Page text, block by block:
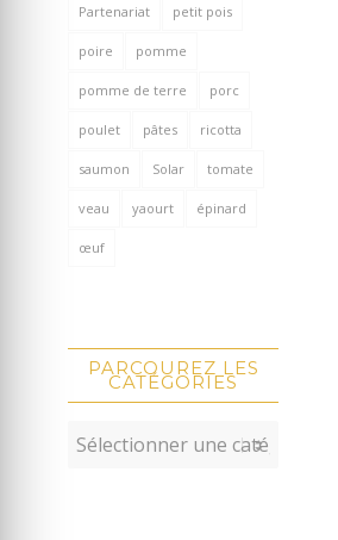
Partenariat petit pois
poire pomme
pomme de terre porc
poulet pâtes ricotta
saumon Solar tomate
veau yaourt épinard
œuf
PARCOUREZ LES
CATÉGORIES